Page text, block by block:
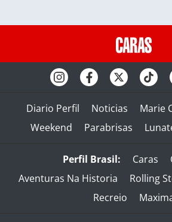
Diario Perfil Noticias Marie
Weekend
Parabrisas
Perfil Brasil: Caras
Aventuras Na Historia
Rolling
Recreio